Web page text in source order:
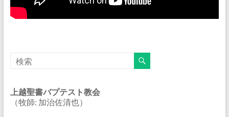
上越聖書バプテスト教会
（牧師: 加治佐清也）